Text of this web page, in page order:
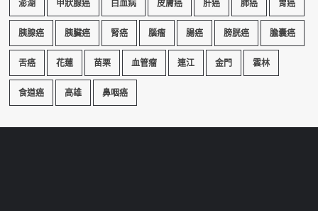
澎湖 甲狀腺癌 白血病 皮膚癌 肝癌 肺癌 胃癌
胰腺癌 胰臟癌 腎癌 腦瘤 腸癌 膀胱癌 膽囊癌
舌癌 花蓮 苗栗 血管瘤 連江 金門 雲林
食道癌 高雄 鼻咽癌